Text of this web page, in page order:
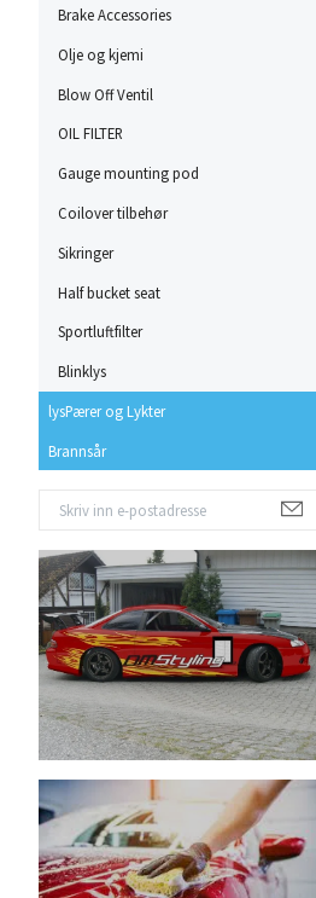
Brake Accessories
Olje og kjemi
Blow Off Ventil
OIL FILTER
Gauge mounting pod
Coilover tilbehør
Sikringer
Half bucket seat
Sportluftfilter
Blinklys
lysPærer og Lykter
Brannsår